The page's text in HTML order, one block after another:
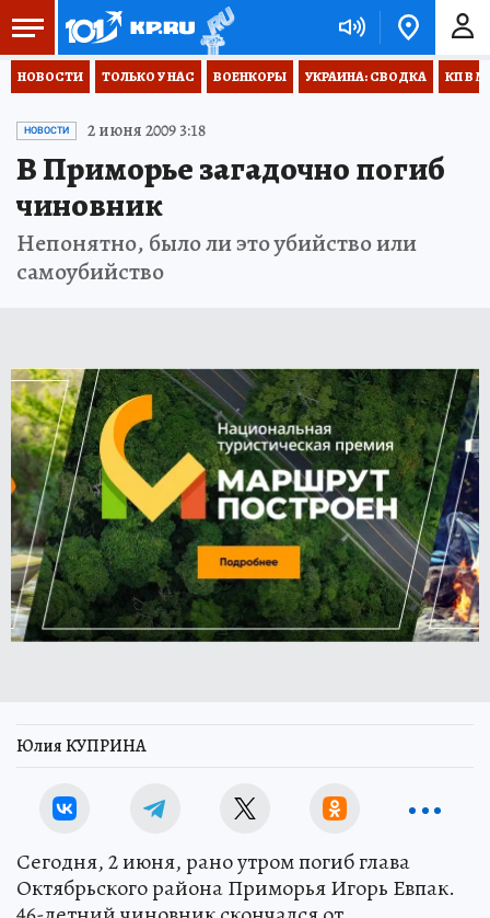
НОВОСТИ ТОЛЬКО У НАС ВОЕНКОРЫ УКРАИНА: СВОДКА КП В
НОВОСТИ 2 июня 2009 3:18
В Приморье загадочно погиб
чиновник
Непонятно, было ли это убийство или
самоубийство
Юлия КУПРИНА
Сегодня, 2 июня, рано утром погиб глава
Октябрьского района Приморья Игорь Евпак.